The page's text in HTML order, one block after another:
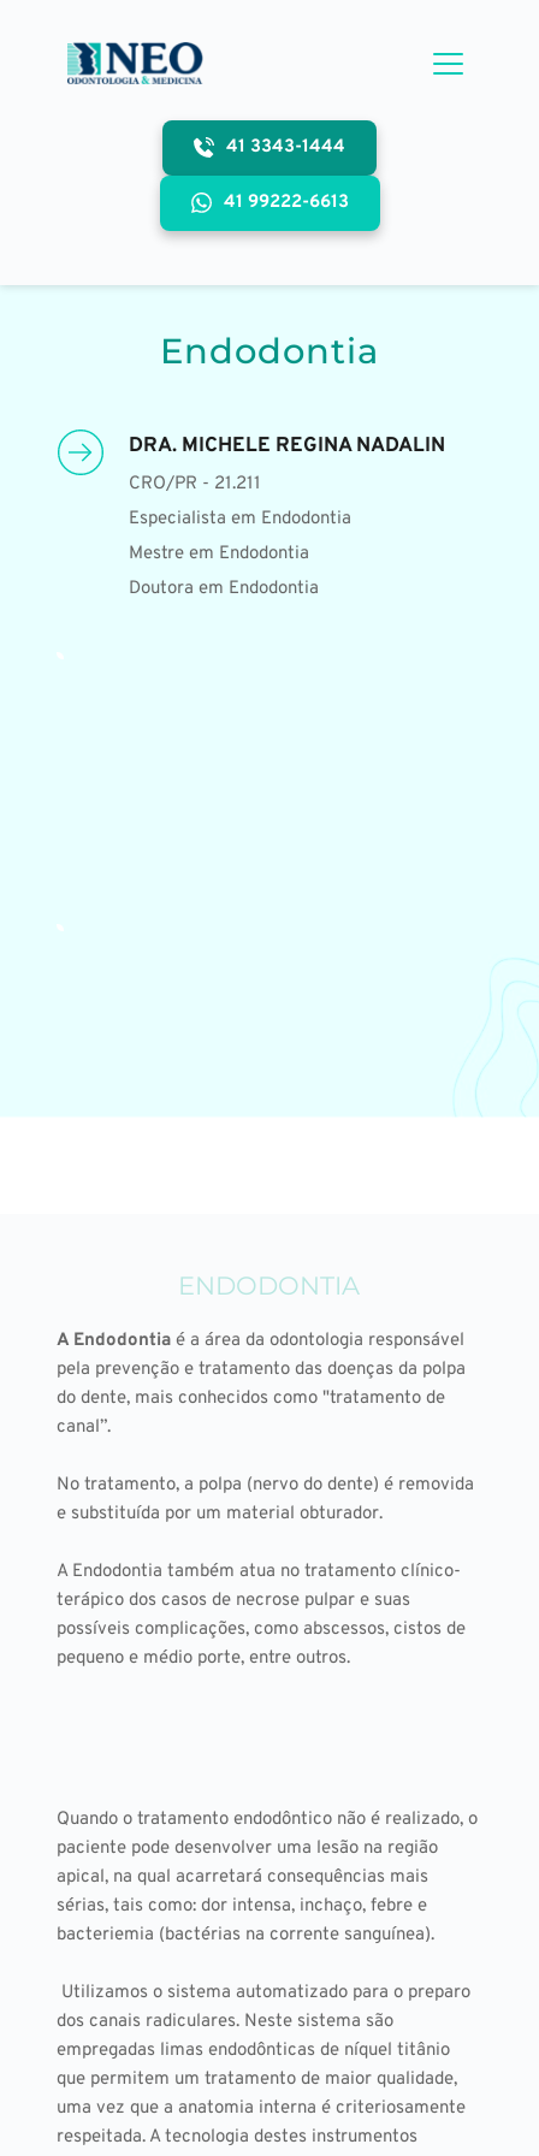
conteúdo
41 3343-1444
41 99222-6613
Endodontia
DRA. MICHELE REGINA NADALIN
CRO/PR - 21.211
Especialista em Endodontia
Mestre em Endodontia
Doutora em Endodontia
ENDODONTIA
A Endodontia é a área da odontologia responsável
pela prevenção e tratamento das doenças da polpa
do dente, mais conhecidos como "tratamento de
canal”.
No tratamento, a polpa (nervo do dente) é removida
e substituída por um material obturador.
A Endodontia também atua no tratamento clínico-
terápico dos casos de necrose pulpar e suas
possíveis complicações, como abscessos, cistos de
pequeno e médio porte, entre outros.
Quando o tratamento endodôntico não é realizado, o
paciente pode desenvolver uma lesão na região
apical, na qual acarretará consequências mais
sérias, tais como: dor intensa, inchaço, febre e
bacteriemia (bactérias na corrente sanguínea).
dos canais radiculares. Neste sistema são
empregadas limas endodônticas de níquel titânio
que permitem um tratamento de maior qualidade,
uma vez que a anatomia interna é criteriosamente
respeitada. A tecnologia destes instrumentos